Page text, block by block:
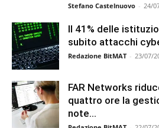
Stefano Castelnuovo - 24/
Il 41% delle
subito attacchi
Redazione BitMAT - 23/07/
FAR Networks
quattro ore la
note...